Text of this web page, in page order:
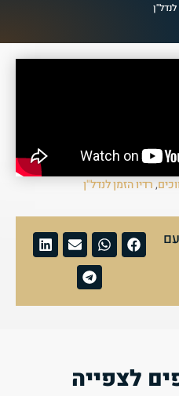
,רדיו הזמן לנדל"ן
לצפייה